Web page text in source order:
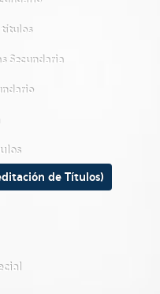
títulos
Secundaria
de Títulos)